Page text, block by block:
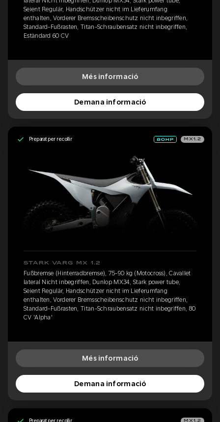
Seient Regulär, Handschützer nicht im Lieferumfang
enthalten, Vorderer Bremsscheibenschutz nicht inbegriffen,
Standard-Fußrasten, Titan-Schraubensatz nicht inbegriffen,
Estàndard 60 CV
Més informació
Demana informació
Preparat per recollir MX1.2
STARK VARG MX 1.2
Fußbremse (Hinterradbremse), 75-90 kg (Motocross), Cavallet
lateral Nicht inbegriffen, Dunlop MX34, Stark power tube,
Seient Regulär, Handschützer nicht im Lieferumfang
enthalten, Vorderer Bremsscheibenschutz nicht inbegriffen,
Standard-Fußrasten, Titan-Schraubensatz nicht inbegriffen, 80
CV 'Alpha'
Més informació
Demana informació
Preparat per recollir MX1.2